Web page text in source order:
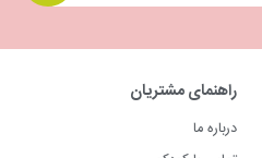
راهنمای مشتریان
درباره ما